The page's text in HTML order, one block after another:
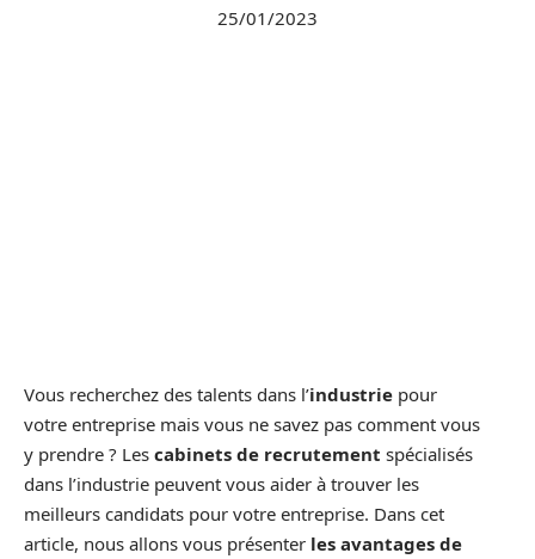
25/01/2023
Vous recherchez des talents dans l’industrie pour
votre entreprise mais vous ne savez pas comment vous
y prendre ? Les cabinets de recrutement spécialisés
dans l’industrie peuvent vous aider à trouver les
meilleurs candidats pour votre entreprise. Dans cet
article, nous allons vous présenter les avantages de